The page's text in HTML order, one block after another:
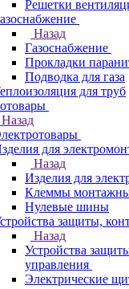
Решетки
Назад
Газоснабжение
Прокладки
Подводка для газа
для труб
Назад
для
Назад
Изделия для
Клеммы
Нулевые шины
защиты,
Назад
Устройства
управления
Электрические